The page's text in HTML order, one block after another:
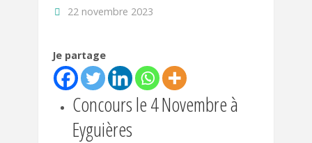
22 novembre 2023
Je partage
Concours le 4 Novembre à
Eyguières